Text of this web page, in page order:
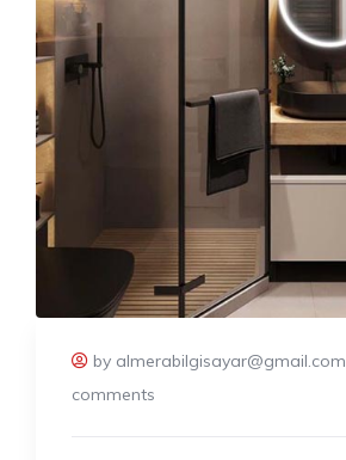
by almerabilgisayar@gmail.com
comments